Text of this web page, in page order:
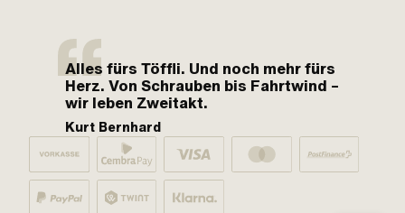
Alles fürs Töffli. Und noch mehr fürs
Herz. Von Schrauben bis Fahrtwind –
wir leben Zweitakt.
Kurt Bernhard